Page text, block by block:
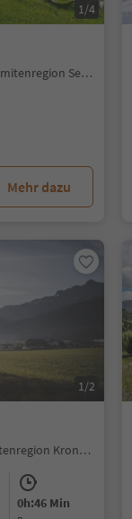
1/4
Seiseralm, Kastelruth, Dolomitenregion Seiser Alm
Mehr dazu
1/2
Geiselsberg, Olang, Dolomitenregion Kronplatz
0h:46 Min